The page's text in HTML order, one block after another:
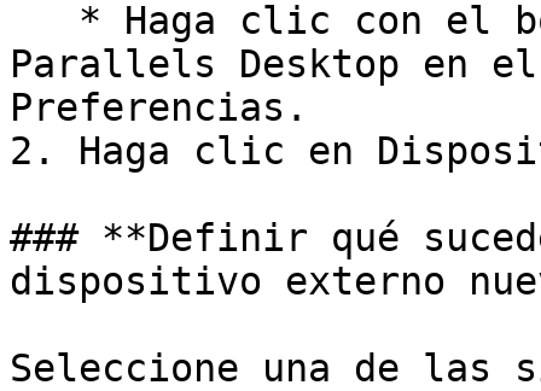
Parallels Desktop en
Preferencias.
2. Haga clic en
### **Definir qué
dispositivo externo
Seleccione una de las